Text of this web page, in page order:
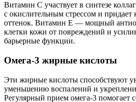
Витамин C участвует в синтезе
с окислительным стрессом и
оттенок. Витамин Е — мощный
клетки кожи от повреждений и
барьерные функции.
Омега-3 жирные кислоты
Эти жирные кислоты способствуют
уменьшению воспалений и
Регулярный прием омега-3 помогает